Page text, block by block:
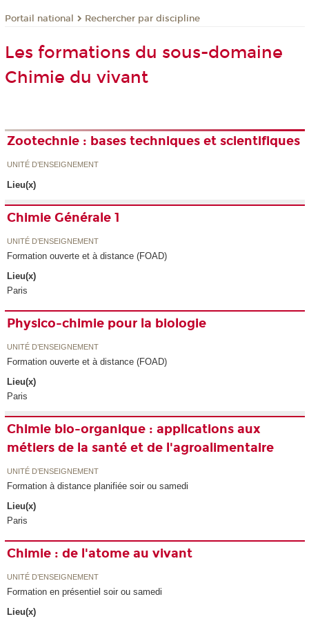
Portail national Rechercher par discipline
Les formations du sous-domaine
Chimie du vivant
Zootechnie : bases techniques et scientifiques
UNITÉ D’ENSEIGNEMENT
Lieu(x)
Chimie Générale 1
UNITÉ D’ENSEIGNEMENT
Formation ouverte et à distance (FOAD)
Lieu(x)
Paris
Physico-chimie pour la biologie
UNITÉ D’ENSEIGNEMENT
Formation ouverte et à distance (FOAD)
Lieu(x)
Paris
Chimie bio-organique : applications aux
métiers de la santé et de l'agroalimentaire
UNITÉ D’ENSEIGNEMENT
Formation à distance planifiée soir ou samedi
Lieu(x)
Paris
Chimie : de l'atome au vivant
UNITÉ D’ENSEIGNEMENT
Formation en présentiel soir ou samedi
Lieu(x)